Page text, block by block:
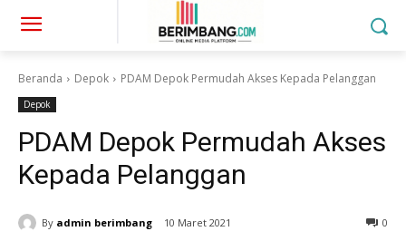
Beranda Depok PDAM Depok Permudah Akses Kepada Pelanggan
Depok
PDAM Depok Permudah Akses
Kepada Pelanggan
By admin berimbang 10 Maret 2021 0